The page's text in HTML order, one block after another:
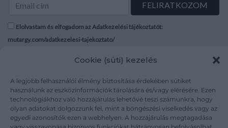
Cookie (süti) kezelés
A legjobb felhasználói élmény biztosítása érdekében sütiket
használunk az eszközinformációk tárolására és/vagy elérésére. Ezen
technológiákhoz való hozzájárulás lehetővé teszi számunkra, hogy
olyan adatokat dolgozzunk fel, mint a böngészési viselkedés vagy az
egyedi azonosítók ezen a webhelyen. A hozzájárulás megtagadása
Elolvastam és elfogadom az Adatkezelési tájékoztatót:
mutargy.com/adatkezelesi-tajekoztato/
Médiaajánlat
Karrier
Kapcsolat
Áraink
ÁSZF
Adatvédelem
Impresszum